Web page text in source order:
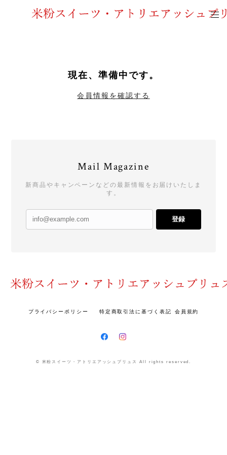
現在、準備中です。
会員情報を確認する
Mail Magazine
新商品やキャンペーンなどの最新情報をお届けいたしま
す。
登録
プライバシーポリシー 特定商取引法に基づく表記 会員規約
© 米粉スイーツ・アトリエアッシュプリュス All rights reserved.